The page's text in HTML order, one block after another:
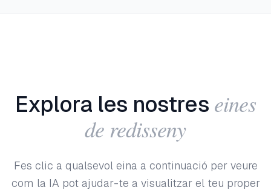
Explora les nostres eines
de redisseny
Fes clic a qualsevol eina a continuació per veure
com la IA pot ajudar-te a visualitzar el teu proper